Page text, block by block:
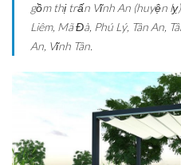
gồm thị trấn Vĩnh An (huyện
Liêm, Mã Đà, Phú Lý, Tân An,
An, Vĩnh Tân.